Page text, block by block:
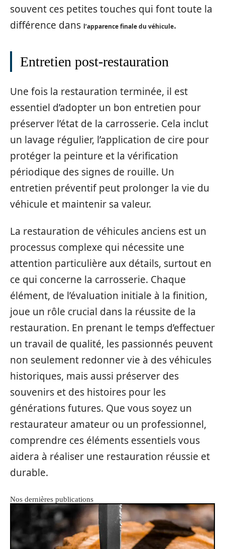
souvent ces petites touches qui font toute la
différence dans l’apparence finale du véhicule.
Entretien post-restauration
Une fois la restauration terminée, il est
essentiel d’adopter un bon entretien pour
préserver l’état de la carrosserie. Cela inclut
un lavage régulier, l’application de cire pour
protéger la peinture et la vérification
périodique des signes de rouille. Un
entretien préventif peut prolonger la vie du
véhicule et maintenir sa valeur.
La restauration de véhicules anciens est un
processus complexe qui nécessite une
attention particulière aux détails, surtout en
ce qui concerne la carrosserie. Chaque
élément, de l’évaluation initiale à la finition,
joue un rôle crucial dans la réussite de la
restauration. En prenant le temps d’effectuer
un travail de qualité, les passionnés peuvent
non seulement redonner vie à des véhicules
historiques, mais aussi préserver des
souvenirs et des histoires pour les
générations futures. Que vous soyez un
restaurateur amateur ou un professionnel,
comprendre ces éléments essentiels vous
aidera à réaliser une restauration réussie et
durable.
Nos dernières publications